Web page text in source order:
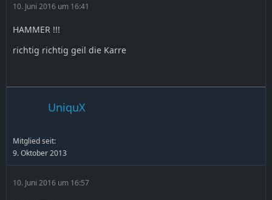
10. Juni 2016 um 16:41
HAMMER !!!
richtig richtig geil die Karre
UniquX
Mitglied seit:
9. Oktober 2013
10. Juni 2016 um 16:57